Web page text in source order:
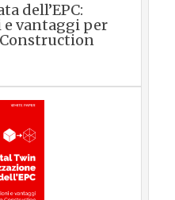
dell’EPC:
vantaggi per